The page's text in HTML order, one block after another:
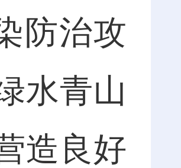
防治攻
水青山
造良好